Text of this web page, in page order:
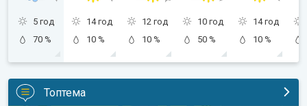
5 год
70 %
14 год
10 %
12 год
10 %
10 год
50 %
14 год
10 %
Топтема